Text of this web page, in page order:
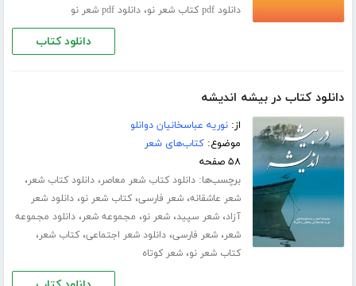
دانلود pdf کتاب شعر نو ،دانلود pdf شعر نو
دانلود کتاب
دانلود کتاب در بیشه اندیشه
از:نوریه عباسخانیان دوانلو
موضوع:کتاب‌های شعر
۵۸ صفحه
برچسب‌ها:دانلود کتاب شعر معاصر،دانلود کتاب شعر،
شعر عاشقانه،شعر فارسی،کتاب شعر نو،دانلود شعر
آزاد،شعر سپید،شعر نو، مجموعه شعر،دانلود مجموعه
شعر،شعر فارسی،دانلود شعر اجتماعی،کتاب شعر،
کتاب شعر نو،شعر کوتاه